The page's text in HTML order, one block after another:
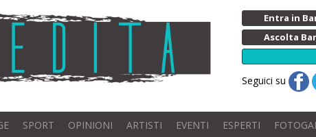
Entra in
Ascolta
Seguici su
SPORT OPINIONI ARTISTI EVENTI ESPERTI